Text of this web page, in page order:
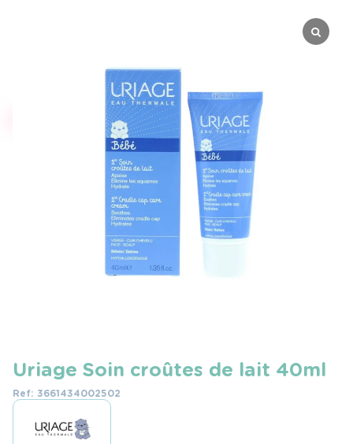
Uriage Soin croûtes de lait 40ml
Ref: 3661434002502